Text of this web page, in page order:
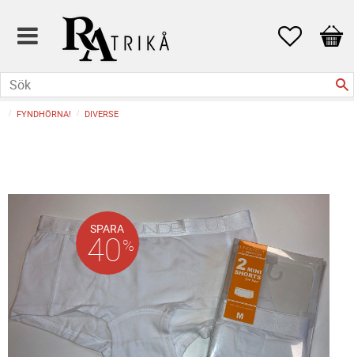
Favoriter
FYNDHÖRNA! DIVERSE
SPARA
40%